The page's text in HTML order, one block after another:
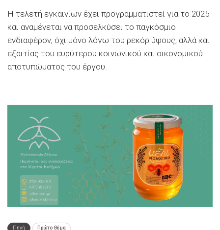
Η τελετή εγκαινίων έχει προγραμματιστεί για το 2025
και αναμένεται να προσελκύσει το παγκόσμιο
ενδιαφέρον, όχι μόνο λόγω του ρεκόρ ύψους, αλλά και
εξαιτίας του ευρύτερου κοινωνικού και οικονομικού
αποτυπώματος του έργου.
Πηγή Πρώτο Θέμα